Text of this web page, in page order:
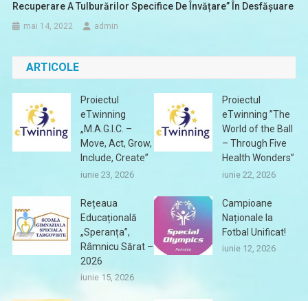
Recuperare A Tulburărilor Specifice De Învățare” În Desfășuare
mai 14, 2022 admin
ARTICOLE
Proiectul
eTwinning
„M.A.G.I.C. –
Move, Act, Grow,
Include, Create”
iunie 23, 2026
Proiectul
eTwinning ”The
World of the Ball
– Through Five
Health Wonders”
iunie 22, 2026
Rețeaua
Educațională
„Speranța”,
Râmnicu Sărat –
2026
iunie 15, 2026
Campioane
Naționale la
Fotbal Unificat!
iunie 12, 2026